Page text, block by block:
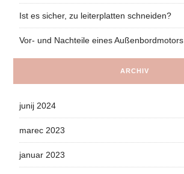
Ist es sicher, zu leiterplatten schneiden?
Vor- und Nachteile eines Außenbordmotors
ARCHIV
junij 2024
marec 2023
januar 2023